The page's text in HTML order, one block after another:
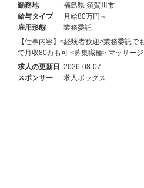
勤務地
福島県 須賀川市
給与タイプ
月給80万円～
雇用形態
業務委託
【仕事内容】<経験者歓迎>業務委託
で月収80万も可 <募集職種> マッサージ
求人の更新日 2026-08-07
スポンサー
求人ボックス